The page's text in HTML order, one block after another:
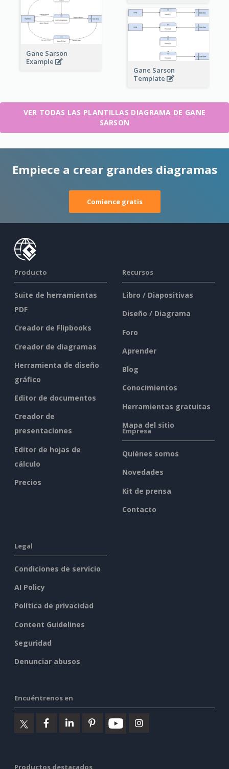
Gane Sarson
Example
Gane Sarson
Template
VER TODAS LAS PLANTILLAS DIAGRAMA DE GANE
SARSON
Empiece a crear grandes diagramas
Comience gratis
Producto
Suite de herramientas
PDF
Creador de Flipbooks
Creador de diagramas
Herramienta de diseño
gráfico
Editor de documentos
Creador de
presentaciones
Editor de hojas de
cálculo
Precios
Recursos
Libro / Diapositivas
Diseño / Diagrama
Foro
Aprender
Blog
Conocimientos
Herramientas gratuitas
Mapa del sitio
Empresa
Quiénes somos
Novedades
Kit de prensa
Contacto
Legal
Condiciones de servicio
AI Policy
Política de privacidad
Content Guidelines
Seguridad
Denunciar abusos
Encuéntrenos en
Productos destacados